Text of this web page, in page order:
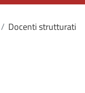
Docenti strutturati